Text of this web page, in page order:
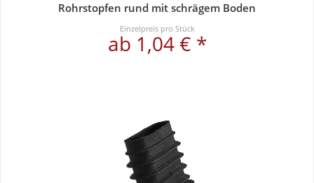
Rohrstopfen rund mit schrägem Boden
Einzelpreis pro Stück
ab 1,04 € *